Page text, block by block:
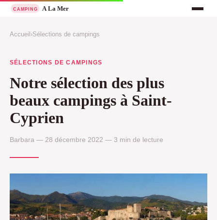
Accueil ›Sélections de campings
SÉLECTIONS DE CAMPINGS
Notre sélection des plus
beaux campings à Saint-
Cyprien
Barbara — 28 décembre 2022 — 3 min de lecture